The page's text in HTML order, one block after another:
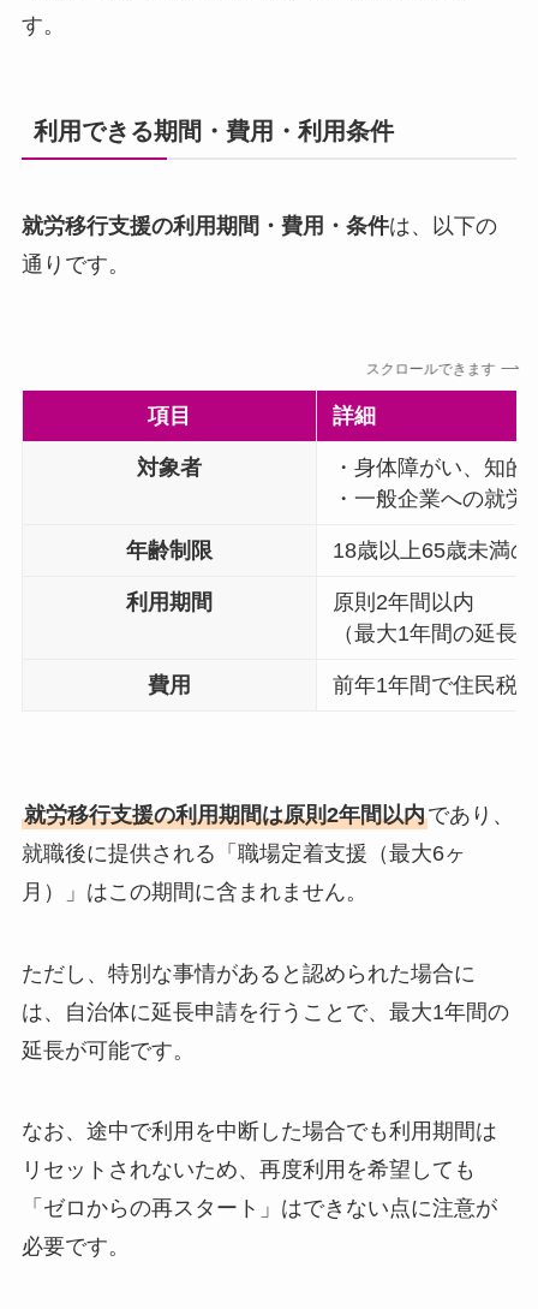
す。
利用できる期間・費用・利用条件
就労移行支援の利用期間・費用・条件は、以下の
通りです。
スクロールできます
項目 詳細
対象者
・身体障がい、知
・一般企業への就労
年齢制限 18歳以上65歳未満の
利用期間
原則2年間以内
（最大1年間の延長
費用 前年1年間で住民税
就労移行支援の利用期間は原則2年間以内であり、
就職後に提供される「職場定着支援（最大6ヶ
月）」はこの期間に含まれません。
ただし、特別な事情があると認められた場合に
は、自治体に延長申請を行うことで、最大1年間の
延長が可能です。
なお、途中で利用を中断した場合でも利用期間は
リセットされないため、再度利用を希望しても
「ゼロからの再スタート」はできない点に注意が
必要です。